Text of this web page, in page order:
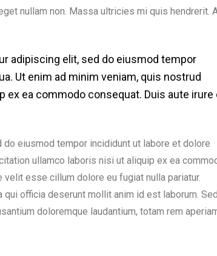
nullam non. Massa ultricies mi quis hendrerit.
adipiscing elit, sed do eiusmod tempor
Ut enim ad minim veniam, quis nostrud
ex ea commodo consequat. Duis aute irure
eiusmod tempor incididunt ut labore et dolore
ullamco laboris nisi ut aliquip ex ea
esse cillum dolore eu fugiat nulla pariatur.
officia deserunt mollit anim id est laborum.
doloremque laudantium, totam rem